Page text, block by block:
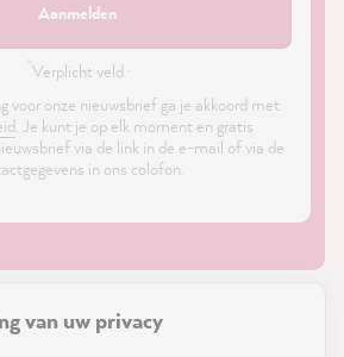
Aanmelden
Verplicht veld ·
voor onze nieuwsbrief ga je akkoord met
. Je kunt je op elk moment en gratis
via de link in de e-mail of via de
in ons colofon.
van uw privacy